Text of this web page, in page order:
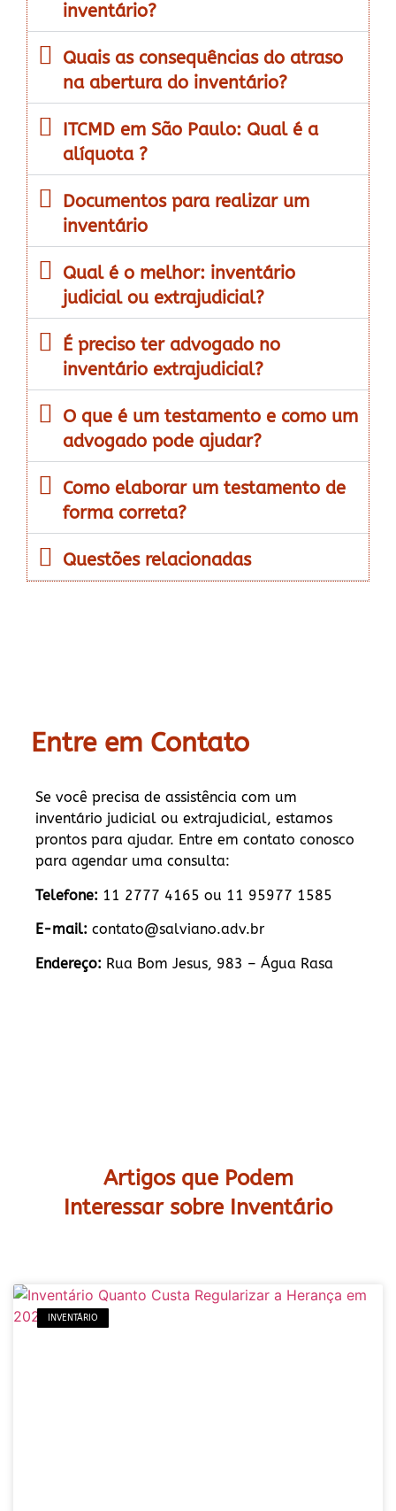
inventário?
Quais as consequências do atraso
na abertura do inventário?
ITCMD em São Paulo: Qual é a
alíquota ?
Documentos para realizar um
inventário
Qual é o melhor: inventário
judicial ou extrajudicial?
É preciso ter advogado no
inventário extrajudicial?
O que é um testamento e como um
advogado pode ajudar?
Como elaborar um testamento de
forma correta?
Questões relacionadas
Entre em Contato
Se você precisa de assistência com um
inventário judicial ou extrajudicial, estamos
prontos para ajudar. Entre em contato conosco
para agendar uma consulta:
Telefone: 11 2777 4165 ou 11 95977 1585
E-mail: contato@salviano.adv.br
Endereço: Rua Bom Jesus, 983 – Água Rasa
Artigos que Podem
Interessar sobre Inventário
INVENTÁRIO